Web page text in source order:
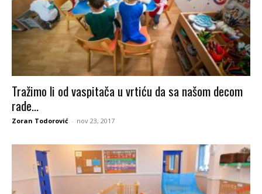
Tražimo li od vaspitača u vrtiću da sa našom decom
rade...
Zoran Todorović - nov 23, 2017